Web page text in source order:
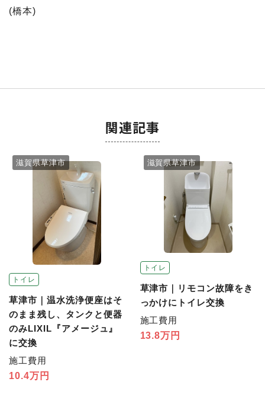
(橋本)
関連記事
トイレ
滋賀県草津市
草津市｜温水洗浄便座はそ
のまま残し、タンクと便器
のみLIXIL『アメージュ』
に交換
施工費用
10.4万円
トイレ
滋賀県草津市
草津市｜リモコン故障をき
っかけにトイレ交換
施工費用
13.8万円